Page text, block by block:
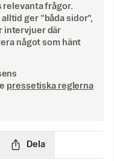
relevanta frågor.
ger ”båda sidor”,
intervjuer där
något som hänt
pressetiska reglerna
Dela